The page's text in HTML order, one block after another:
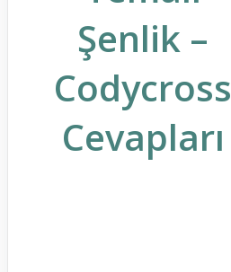
Şenlik –
Codycross
Cevapları